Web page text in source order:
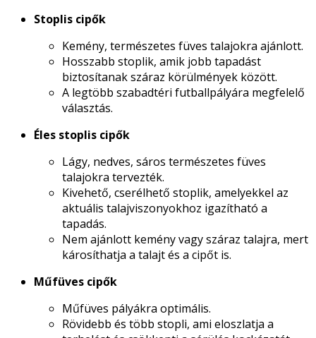
Stoplis cipők
Kemény, természetes füves talajokra ajánlott.
Hosszabb stoplik, amik jobb tapadást
biztosítanak száraz körülmények között.
A legtöbb szabadtéri futballpályára megfelelő
választás.
Éles stoplis cipők
Lágy, nedves, sáros természetes füves
talajokra tervezték.
Kivehető, cserélhető stoplik, amelyekkel az
aktuális talajviszonyokhoz igazítható a
tapadás.
Nem ajánlott kemény vagy száraz talajra, mert
károsíthatja a talajt és a cipőt is.
Műfüves cipők
Műfüves pályákra optimális.
Rövidebb és több stopli, ami eloszlatja a